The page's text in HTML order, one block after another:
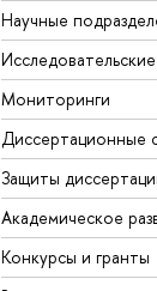
Научные
Мониторинги
Диссертационные
Защиты
Академическое
Конкурсы и гранты